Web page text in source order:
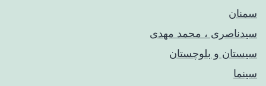
سمنان
سیدناصری ، محمد مهدی
سیستان و بلوچستان
سینما